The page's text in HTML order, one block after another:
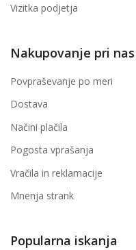
Vizitka podjetja
Nakupovanje pri nas
Povpraševanje po meri
Dostava
Načini plačila
Pogosta vprašanja
Vračila in reklamacije
Mnenja strank
Popularna iskanja